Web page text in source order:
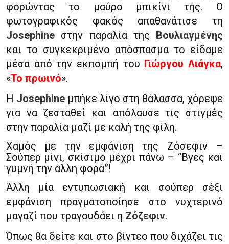
φορώντας το μαύρο μπικίνι της. Ο
φωτογραφικός φακός απαθανάτισε τη
Josephine στην παραλία της Βουλιαγμένης
και το συγκεκριμένο απόσπασμα το είδαμε
μέσα από την εκπομπή του Γιώργου Λιάγκα,
«Το πρωινό».
Η Josephine μπήκε λίγο στη θάλασσα, χόρεψε
για να ζεσταθεί και απόλαυσε τις στιγμές
στην παραλία μαζί με καλή της φίλη.
Χαμός με την εμφάνιση της Ζόσεφιν –
Σούπερ μίνι, σκίσιμο μέχρι πάνω – “Βγες και
γυμνή την άλλη φορά”!
Άλλη μία εντυπωσιακή και σούπερ σέξι
εμφάνιση πραγματοποίησε στο νυχτερινό
μαγαζί που τραγουδάει η Ζόζεφιν.
Όπως θα δείτε και στο βίντεο που διχάζει τις